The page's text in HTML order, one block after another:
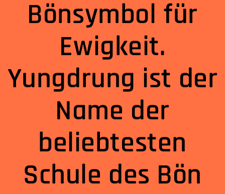
Bönsymbol für
Ewigkeit.
Yungdrung ist der
Name der
beliebtesten
Schule des Bön